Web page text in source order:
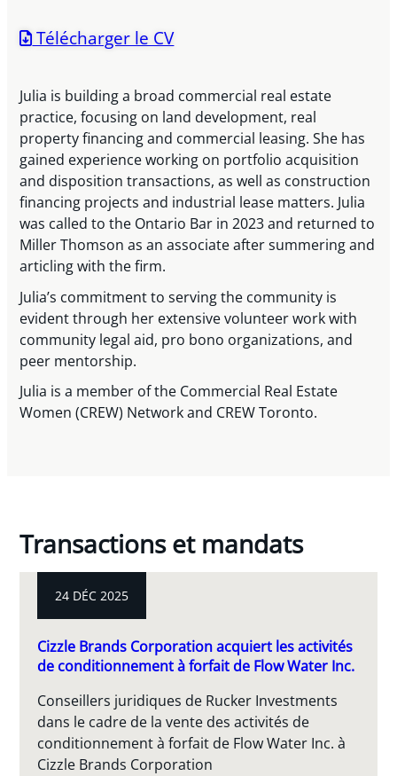
Télécharger le CV
Julia is building a broad commercial real estate
practice, focusing on land development, real
property financing and commercial leasing. She has
gained experience working on portfolio acquisition
and disposition transactions, as well as construction
financing projects and industrial lease matters. Julia
was called to the Ontario Bar in 2023 and returned to
Miller Thomson as an associate after summering and
articling with the firm.
Julia’s commitment to serving the community is
evident through her extensive volunteer work with
community legal aid, pro bono organizations, and
peer mentorship.
Julia is a member of the Commercial Real Estate
Women (CREW) Network and CREW Toronto.
Transactions et mandats
24 DÉC 2025
Cizzle Brands Corporation acquiert les activités
de conditionnement à forfait de Flow Water Inc.
Conseillers juridiques de Rucker Investments
dans le cadre de la vente des activités de
conditionnement à forfait de Flow Water Inc. à
Cizzle Brands Corporation